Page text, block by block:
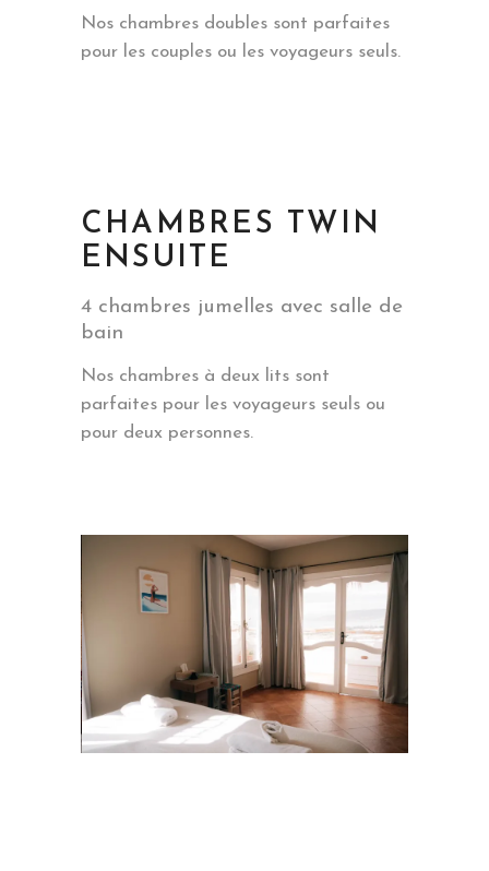
Nos chambres doubles sont parfaites
pour les couples ou les voyageurs seuls.
CHAMBRES TWIN
ENSUITE
4 chambres jumelles avec salle de
bain
Nos chambres à deux lits sont
parfaites pour les voyageurs seuls ou
pour deux personnes.